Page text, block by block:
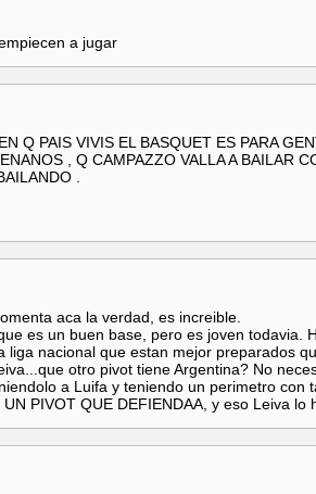
a jugar
Q PAIS VIVIS EL BASQUET ES PARA
, Q CAMPAZZO VALLA A BAILAR
.
aca la verdad, es increible.
es un buen base, pero es joven todavia.
liga nacional que estan mejor preparados
otro pivot tiene Argentina? No
a Luifa y teniendo un perimetro con
PIVOT QUE DEFIENDAA, y eso Leiva lo